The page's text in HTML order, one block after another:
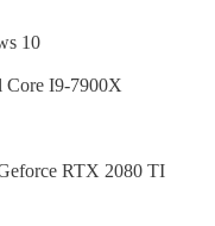
10
Core I9-7900X
RTX 2080 TI